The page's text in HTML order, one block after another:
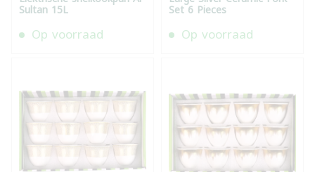
Sultan 15L
Op voorraad
Set 6 Pieces
Op voorraad